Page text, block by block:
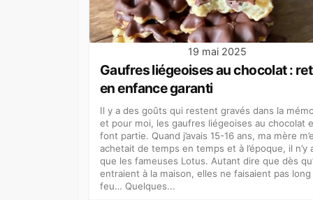
19 mai 2025
Gaufres liégeoises au chocolat :
en enfance garanti
Il y a des goûts qui restent gravés dans la
et pour moi, les gaufres liégeoises au chocolat
font partie. Quand j’avais 15-16 ans, ma mère
achetait de temps en temps et à l’époque, il n’y
que les fameuses Lotus. Autant dire que dès
entraient à la maison, elles ne faisaient pas long
feu… Quelques...